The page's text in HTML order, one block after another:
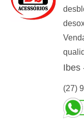
Ibes
(27)